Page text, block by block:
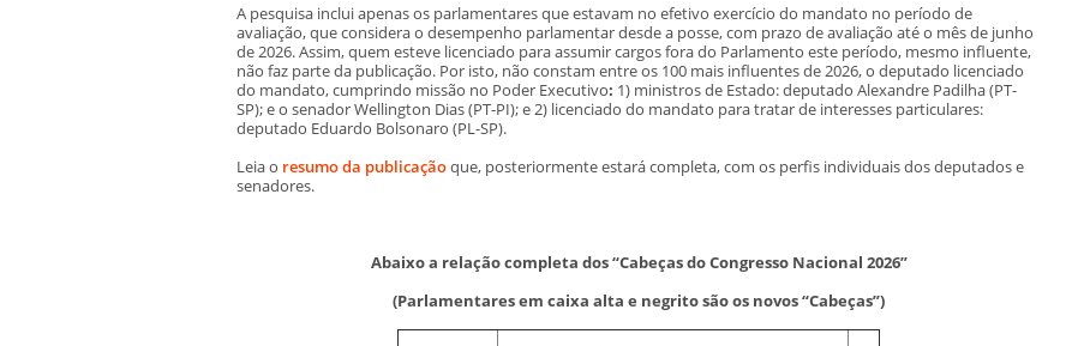
A pesquisa inclui apenas os parlamentares que estavam no efetivo exercício do mandato no período de
avaliação, que considera o desempenho parlamentar desde a posse, com prazo de avaliação até o mês de junho
de 2026. Assim, quem esteve licenciado para assumir cargos fora do Parlamento este período, mesmo influente,
não faz parte da publicação. Por isto, não constam entre os 100 mais influentes de 2026, o deputado licenciado
do mandato, cumprindo missão no Poder Executivo: 1) ministros de Estado: deputado Alexandre Padilha (PT-
SP); e o senador Wellington Dias (PT-PI); e 2) licenciado do mandato para tratar de interesses particulares:
deputado Eduardo Bolsonaro (PL-SP).
Leia o resumo da publicaçãoque, posteriormente estará completa, com os perfis individuais dos deputados e
senadores.
Abaixo a relação completa dos “Cabeças do Congresso Nacional 2026”
(Parlamentares em caixa alta e negrito são os novos “Cabeças”)